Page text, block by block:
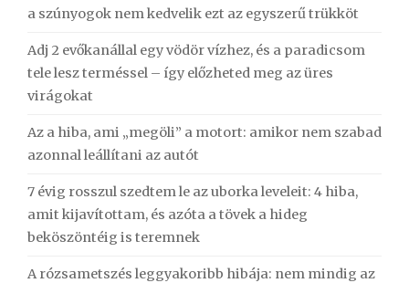
a szúnyogok nem kedvelik ezt az egyszerű trükköt
Adj 2 evőkanállal egy vödör vízhez, és a paradicsom
tele lesz terméssel – így előzheted meg az üres
virágokat
Az a hiba, ami „megöli” a motort: amikor nem szabad
azonnal leállítani az autót
7 évig rosszul szedtem le az uborka leveleit: 4 hiba,
amit kijavítottam, és azóta a tövek a hideg
beköszöntéig is teremnek
A rózsametszés leggyakoribb hibája: nem mindig az